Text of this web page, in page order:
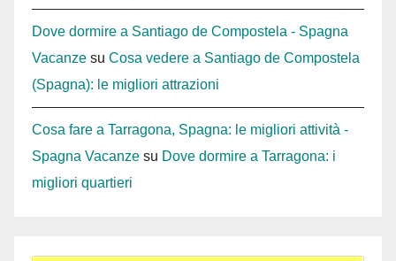
Dove dormire a Santiago de Compostela - Spagna
Vacanze su Cosa vedere a Santiago de Compostela
(Spagna): le migliori attrazioni
Cosa fare a Tarragona, Spagna: le migliori attività -
Spagna Vacanze su Dove dormire a Tarragona: i
migliori quartieri